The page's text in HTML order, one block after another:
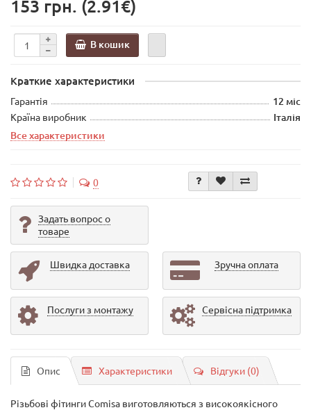
153 грн. (2.91€)
В кошик
Краткие характеристики
Гарантія 12 міс
Країна виробник
Італія
Все характеристики
0
Задать вопрос о
товаре
Швидка доставка Зручна оплата
Послуги з монтажу Сервісна підтримка
Опис Характеристики Відгуки (0)
Різьбові фітинги Comisa виготовляються з високоякісного